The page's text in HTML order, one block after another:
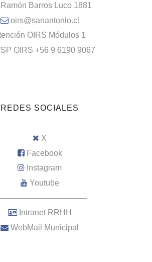
Barros Luco 1881
oirs@sanantonio.cl
OIRS Módulos 1
OIRS +56 9 6190 9067
REDES SOCIALES
X
Facebook
Instagram
Youtube
Intranet RRHH
WebMail Municipal